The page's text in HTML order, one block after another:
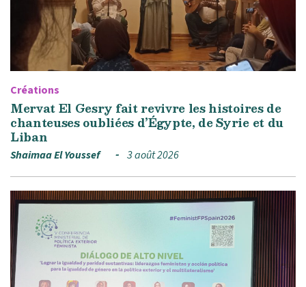
Créations
Mervat El Gesry fait revivre les histoires de
chanteuses oubliées d’Égypte, de Syrie et du
Liban
Shaimaa El Youssef 3 août 2026